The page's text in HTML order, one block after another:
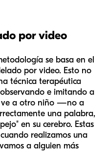
por video
se basa en el
por video. Esto no
técnica terapéutica
e imitando a
ve a otro niño —no a
una palabra,
en su cerebro. Estas
realizamos una
a alguien más